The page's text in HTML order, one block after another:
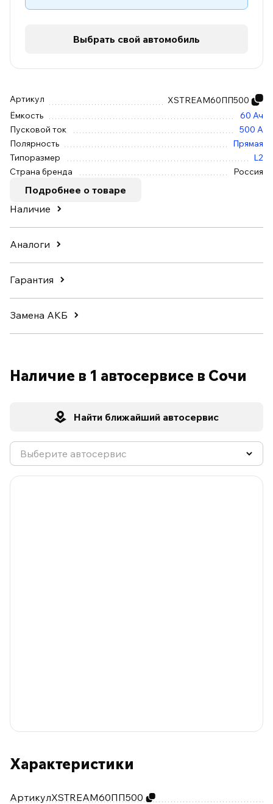
Артикул
XSTREAM60ПП500
Ёмкость
60 Ач
Пусковой ток
500 А
Полярность
Прямая
Типоразмер
L2
Страна бренда
Россия
Подробнее о товаре
Наличие
Аналоги
Гарантия
Замена АКБ
Выбрать свой автомобиль
Наличие в 1 автосервисе в Сочи
Найти ближайший автосервис
Характеристики
АртикулXSTREAM60ПП500